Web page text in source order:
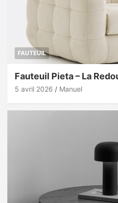
FAUTEUIL
Fauteuil Pieta – La
5 avril 2026 Manuel